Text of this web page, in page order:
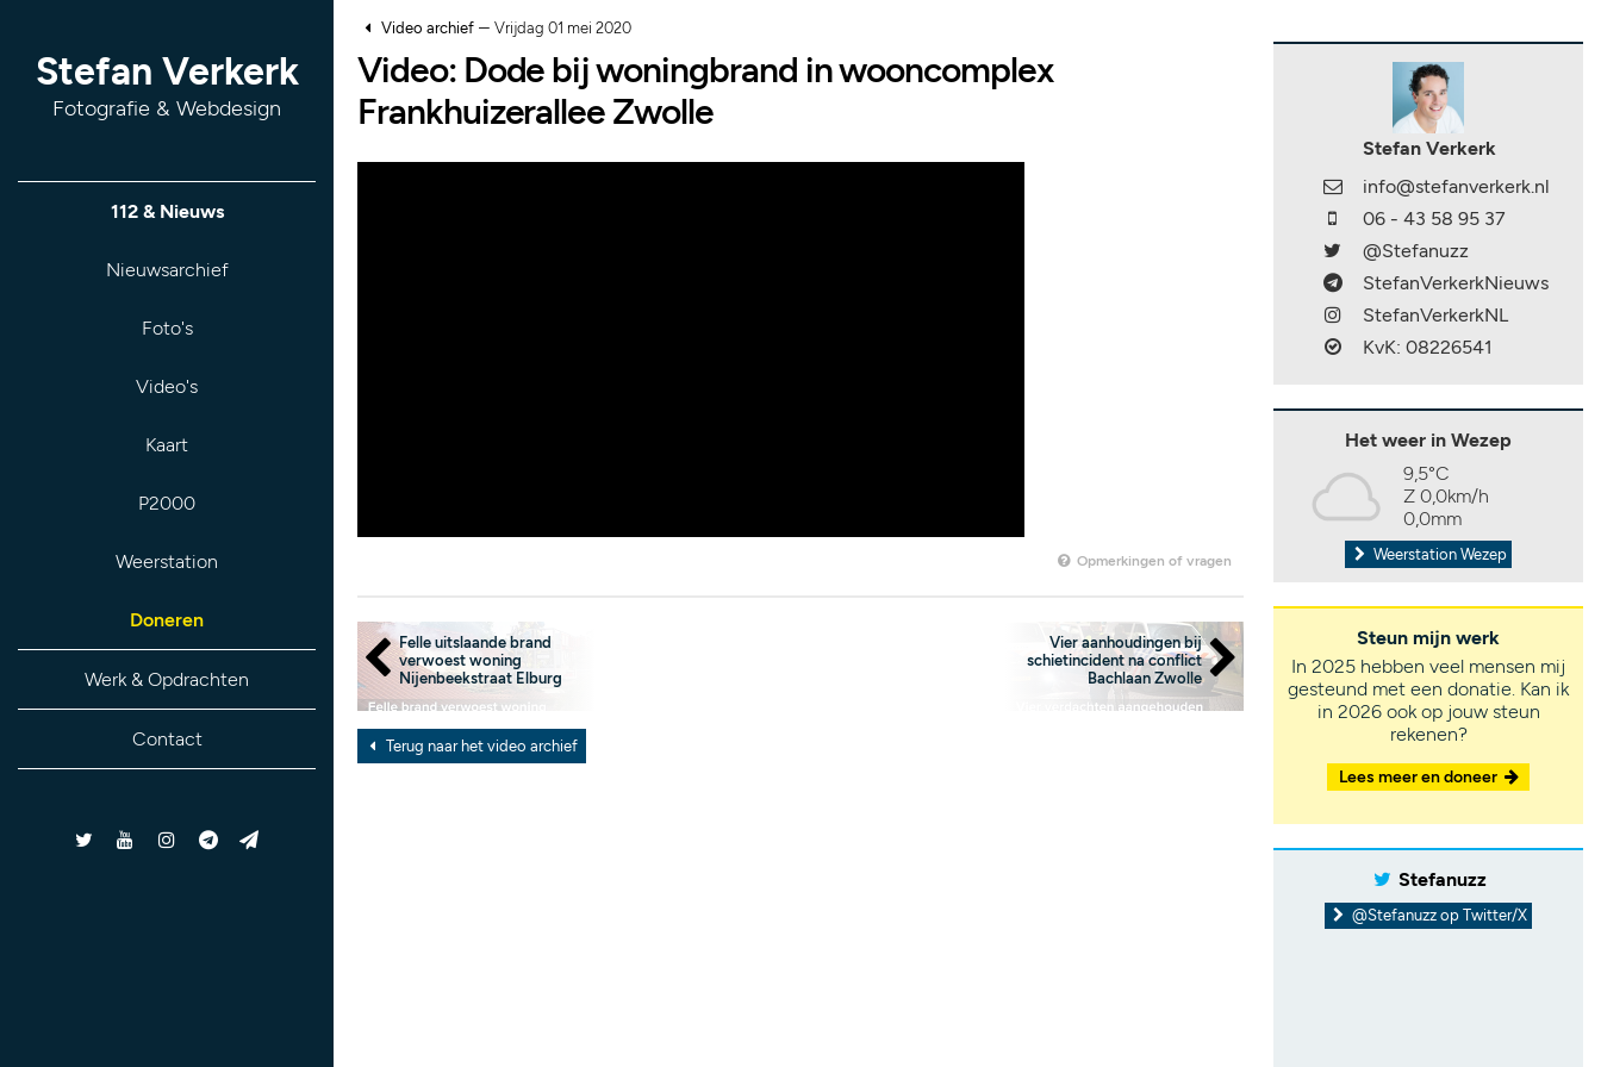
Stefan Verkerk
Fotografie & Webdesign
112 & Nieuws
Nieuwsarchief
Foto's
Video's
Kaart
P2000
Weerstation
Doneren
Werk & Opdrachten
Contact
Video archief– Vrijdag 01 mei 2020
Video: Dode bij woningbrand in wooncomplex
Frankhuizerallee Zwolle
Opmerkingen of vragen
Felle uitslaande brand
verwoest woning
Nijenbeekstraat Elburg
Vier aanhoudingen bij
schietincident na conflict
Bachlaan Zwolle
Terug naar het video archief
Stefan Verkerk
info@stefanverkerk.nl
06 - 43 58 95 37
@Stefanuzz
StefanVerkerkNieuws
StefanVerkerkNL
KvK: 08226541
Het weer in Wezep
9,5°C
Z 0,0km/h
0,0mm
Weerstation Wezep
Steun mijn werk
In 2025 hebben veel mensen mij
gesteund met een donatie. Kan ik
in 2026 ook op jouw steun
rekenen?
Lees meer en doneer
Stefanuzz
@Stefanuzz op Twitter/X